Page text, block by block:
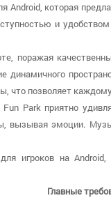
Android, которая
и
поражая
динамичного
что позволяет
Park приятно
вызывая эмоции.
игроков на
Главные